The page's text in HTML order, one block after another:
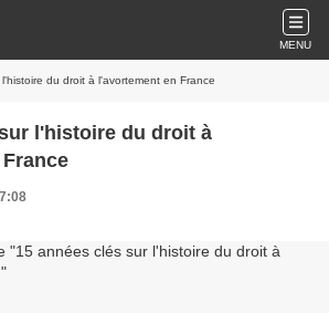
MENU
du droit à l'avortement en France
l'histoire du droit à